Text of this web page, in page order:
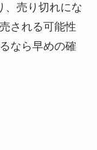
、売り切れにな
される可能性
なら早めの確